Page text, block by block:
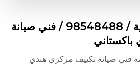
صيانة تكييف العديلية / 98548488 / فني صيانة
فني صيانة تكييف مركزي هندي